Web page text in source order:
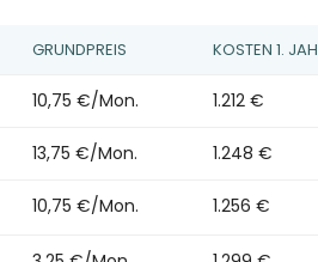
GRUNDPREIS KOSTEN 1.
10,75 €/Mon. 1.212 €
13,75 €/Mon. 1.248 €
10,75 €/Mon. 1.256 €